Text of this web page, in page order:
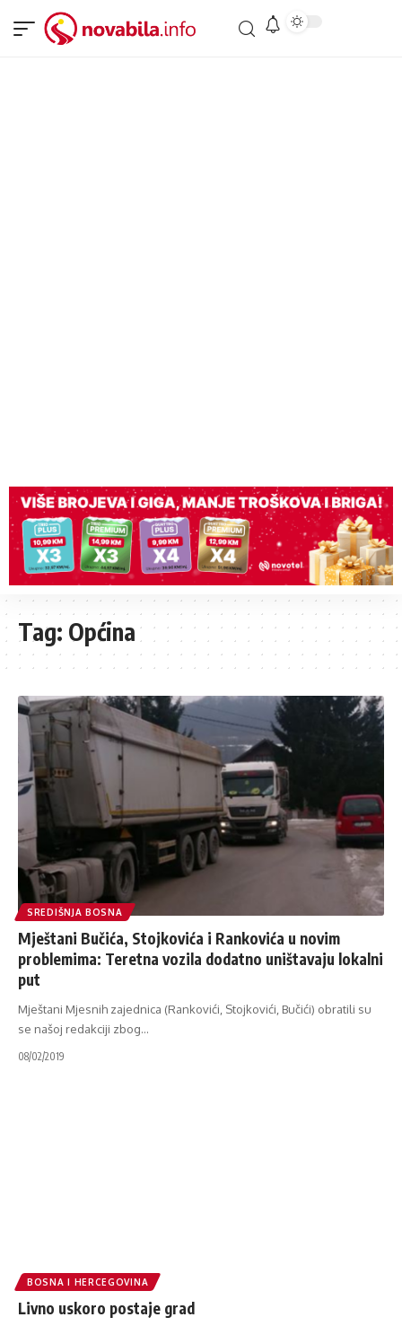
Tag: Općina
SREDIŠNJA BOSNA
Mještani Bučića, Stojkovića i Rankovića u novim
problemima: Teretna vozila dodatno uništavaju lokalni
put
Mještani Mjesnih zajednica (Rankovići, Stojkovići, Bučići) obratili su
se našoj redakciji zbog…
08/02/2019
BOSNA I HERCEGOVINA
Livno uskoro postaje grad